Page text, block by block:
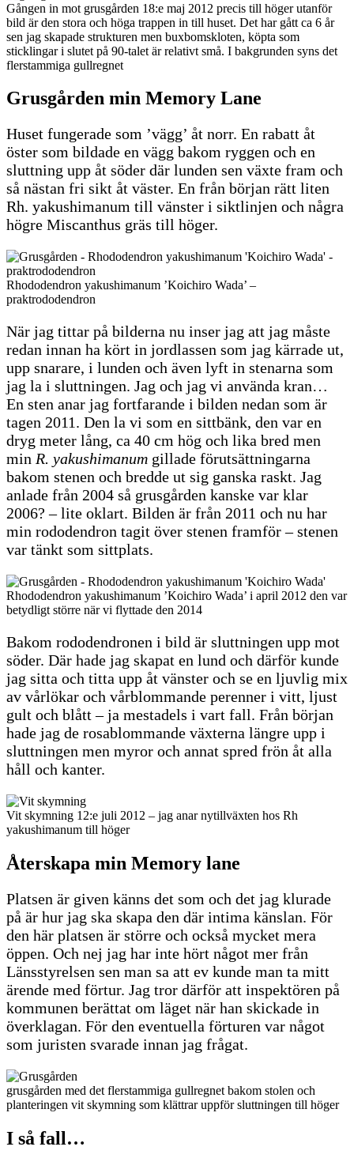
Gången in mot grusgården 18:e maj 2012 precis till höger utanför
bild är den stora och höga trappen in till huset. Det har gått ca 6 år
sen jag skapade strukturen men buxbomskloten, köpta som
sticklingar i slutet på 90-talet är relativt små. I bakgrunden syns det
flerstammiga gullregnet
Grusgården min Memory Lane
Huset fungerade som ’vägg’ åt norr. En rabatt åt
öster som bildade en vägg bakom ryggen och en
sluttning upp åt söder där lunden sen växte fram och
så nästan fri sikt åt väster. En från början rätt liten
Rh. yakushimanum till vänster i siktlinjen och några
högre Miscanthus gräs till höger.
Rhododendron yakushimanum ’Koichiro Wada’ –
praktrododendron
När jag tittar på bilderna nu inser jag att jag måste
redan innan ha kört in jordlassen som jag kärrade ut,
upp snarare, i lunden och även lyft in stenarna som
jag la i sluttningen. Jag och jag vi använda kran…
En sten anar jag fortfarande i bilden nedan som är
tagen 2011. Den la vi som en sittbänk, den var en
dryg meter lång, ca 40 cm hög och lika bred men
min R. yakushimanum gillade förutsättningarna
bakom stenen och bredde ut sig ganska raskt. Jag
anlade från 2004 så grusgården kanske var klar
2006? – lite oklart. Bilden är från 2011 och nu har
min rododendron tagit över stenen framför – stenen
var tänkt som sittplats.
Rhododendron yakushimanum ’Koichiro Wada’ i april 2012 den var
betydligt större när vi flyttade den 2014
Bakom rododendronen i bild är sluttningen upp mot
söder. Där hade jag skapat en lund och därför kunde
jag sitta och titta upp åt vänster och se en ljuvlig mix
av vårlökar och vårblommande perenner i vitt, ljust
gult och blått – ja mestadels i vart fall. Från början
hade jag de rosablommande växterna längre upp i
sluttningen men myror och annat spred frön åt alla
håll och kanter.
Vit skymning 12:e juli 2012 – jag anar nytillväxten hos Rh
yakushimanum till höger
Återskapa min Memory lane
Platsen är given känns det som och det jag klurade
på är hur jag ska skapa den där intima känslan. För
den här platsen är större och också mycket mera
öppen. Och nej jag har inte hört något mer från
Länsstyrelsen sen man sa att ev kunde man ta mitt
ärende med förtur. Jag tror därför att inspektören på
kommunen berättat om läget när han skickade in
överklagan. För den eventuella förturen var något
som juristen svarade innan jag frågat.
grusgården med det flerstammiga gullregnet bakom stolen och
planteringen vit skymning som klättrar uppför sluttningen till höger
I så fall…